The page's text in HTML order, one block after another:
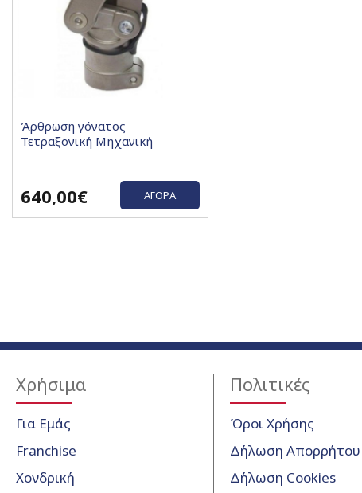
Άρθρωση γόνατος
Τετραξονική Μηχανική
640,00€ ΑΓΟΡΆ
Χρήσιμα
Για Εμάς
Franchise
Χονδρική
Πολιτικές
Όροι Χρήσης
Δήλωση Απορρήτου
Δήλωση Cookies